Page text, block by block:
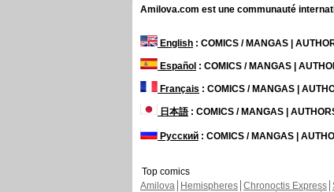
Amilova.com est une communauté
English : COMICS / MANGAS |
Español : COMICS / MANGAS |
Français : COMICS / MANGAS |
日本語: COMICS / MANGAS |
Русский : COMICS / MANGAS |
Top comics
Amilova
Hemispheres Chronoctis Express